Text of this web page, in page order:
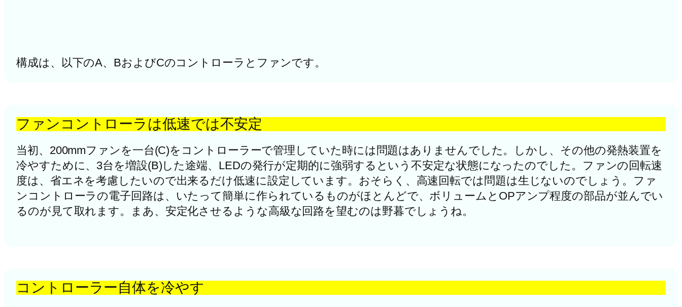
構成は、以下のA、BおよびCのコントローラとファンです。
ファンコントローラは低速では不安定
当初、200mmファンを一台(C)をコントローラーで管理していた時には問題はありませんでした。しかし、その他の発熱装置を
冷やすために、3台を増設(B)した途端、LEDの発行が定期的に強弱するという不安定な状態になったのでした。ファンの回転速
度は、省エネを考慮したいので出来るだけ低速に設定しています。おそらく、高速回転では問題は生じないのでしょう。ファ
ンコントローラの電子回路は、いたって簡単に作られているものがほとんどで、ボリュームとOPアンプ程度の部品が並んでい
るのが見て取れます。まあ、安定化させるような高級な回路を望むのは野暮でしょうね。
コントローラー自体を冷やす